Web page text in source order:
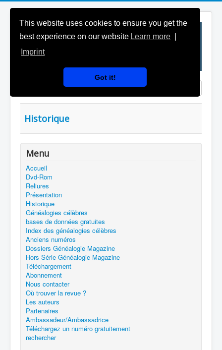
This website uses cookies to ensure you get the
best experience on our website Learn more
Imprint
Got it!
Saisir partie du titre Affichage #
Historique
Menu
Accueil
Dvd-Rom
Reliures
Présentation
Historique
Généalogies célèbres
bases de données gratuites
Index des généalogies célèbres
Anciens numéros
Dossiers Généalogie Magazine
Hors Série Généalogie Magazine
Téléchargement
Abonnement
Nous contacter
Où trouver la revue ?
Les auteurs
Partenaires
Ambassadeur/Ambassadrice
Téléchargez un numéro gratuitement
rechercher